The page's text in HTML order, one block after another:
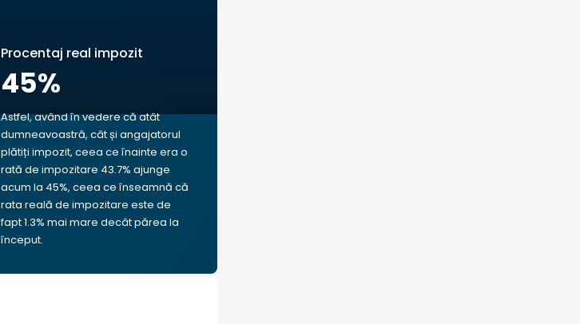
Procentaj real impozit
45%
Astfel, având în vedere că atât
dumneavoastră, cât și angajatorul
plătiți impozit, ceea ce înainte era o
rată de impozitare 43.7% ajunge
acum la 45%, ceea ce înseamnă că
rata reală de impozitare este de
fapt 1.3% mai mare decât părea la
început.